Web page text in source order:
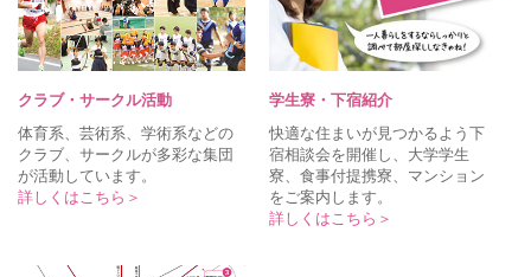
クラブ・サークル活動
体育系、芸術系、学術系などの
クラブ、サークルが多彩な集団
が活動しています。
詳しくはこちら＞
学生寮・下宿紹介
快適な住まいが見つかるよう下
宿相談会を開催し、大学学生
寮、食事付提携寮、マンション
をご案内します。
詳しくはこちら＞